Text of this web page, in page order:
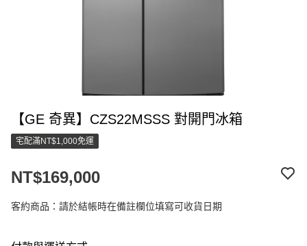
【GE 奇異】CZS22MSSS 對開門冰箱
宅配滿NT$1,000免運
NT$169,000
客約商品：請於結帳時在備註欄位填寫可收貨日期